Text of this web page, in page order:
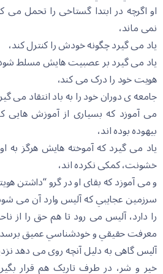
او اگرچه در ابتدا گستاخی را تحمل می
نمی ماند،
یاد می گیرد چگونه خودش را کنترل کند،
یاد می گیرد بر عصبیت هایش مسلط
هویت خود را درک می کند،
جامعه ی دوران خود را به باد انتقاد می
می آموزد که بسیاری از آموزش
بیهوده بوده اند،
یاد می گیرد که آموخته هایش هرگز به
خشونت، کمکی نکرده اند،
و می آموزد که بقای او در گرو “داشتن
سرزمين عجايبي که آلیس وارد آن می
را دارد، آلیس می رود تا هم حق را از
معرفت حقيقي و خودشناسي عميق
آلیس گاهی به دلیل آنچه روی می دهد
خیر و شر، در طرف تاریک هم قرار